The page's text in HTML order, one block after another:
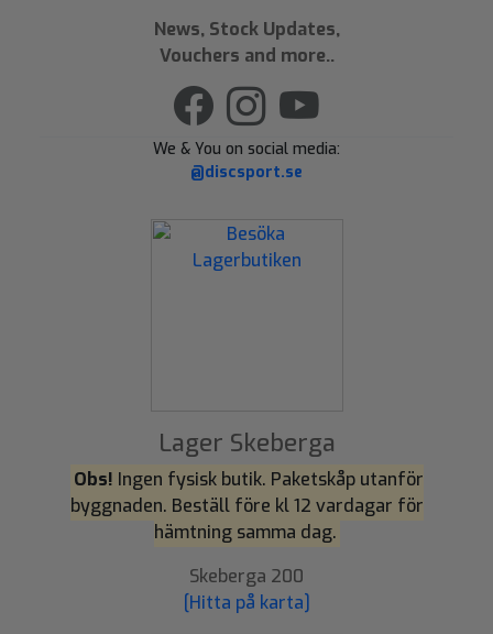
News, Stock Updates,
Vouchers and more..
We & You on social media:
@discsport.se
Lager Skeberga
Obs! Ingen fysisk butik. Paketskåp utanför
byggnaden. Beställ före kl 12 vardagar för
hämtning samma dag.
Skeberga 200
[Hitta på karta]